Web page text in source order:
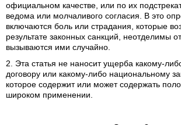
официальном качестве, или по их
ведома или молчаливого согласия. В это
включаются боль или страдания, которые
результате законных санкций, неотделимы
вызываются ими случайно.
2. Эта статья не наносит ущерба какому-
договору или какому-либо национальному
которое содержит или может содержать
широком применении.